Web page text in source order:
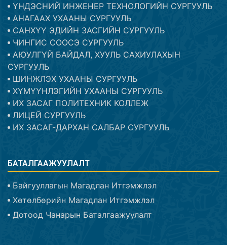
ҮНДЭСНИЙ ИНЖЕНЕР ТЕХНОЛОГИЙН СУРГУУЛЬ
АНАГААХ УХААНЫ СУРГУУЛЬ
САНХҮҮ ЭДИЙН ЗАСГИЙН СУРГУУЛЬ
ЧИНГИС СООСЭ СУРГУУЛЬ
АЮУЛГҮЙ БАЙДАЛ, ХУУЛЬ САХИУЛАХЫН
СУРГУУЛЬ
ШИНЖЛЭХ УХААНЫ СУРГУУЛЬ
ХҮМҮҮНЛЭГИЙН УХААНЫ СУРГУУЛЬ
ИХ ЗАСАГ ПОЛИТЕХНИК КОЛЛЕЖ
ЛИЦЕЙ СУРГУУЛЬ
ИХ ЗАСАГ-ДАРХАН САЛБАР СУРГУУЛЬ
БАТАЛГААЖУУЛАЛТ
Байгууллагын Магадлан Итгэмжлэл
Хөтөлбөрийн Магадлан Итгэмжлэл
Дотоод Чанарын Баталгаажуулалт